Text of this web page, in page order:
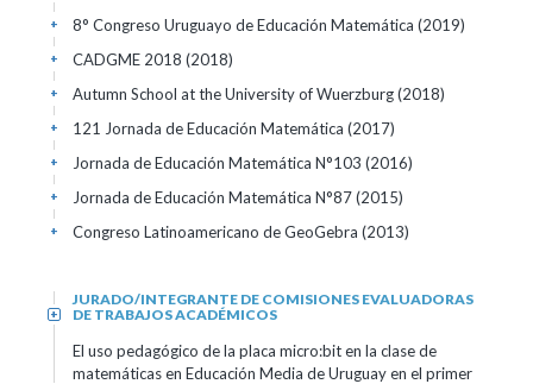
8° Congreso Uruguayo de Educación Matemática (2019)
+
CADGME 2018 (2018)
+
Autumn School at the University of Wuerzburg(2018)
+
121 Jornada de Educación Matemática (2017)
+
Jornada de Educación Matemática N°103 (2016)
+
Jornada de Educación Matemática N°87(2015)
+
Congreso Latinoamericano de GeoGebra (2013)
+
JURADO/INTEGRANTE DE COMISIONES EVALUADORAS
DE TRABAJOS ACADÉMICOS
+
El uso pedagógico de la placa micro:bit en la clase de
matemáticas en Educación Media de Uruguay en el primer